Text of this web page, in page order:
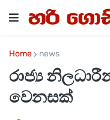
Home news
රාජ්‍ය
වෙනසක්